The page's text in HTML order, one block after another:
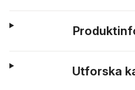
Utforska